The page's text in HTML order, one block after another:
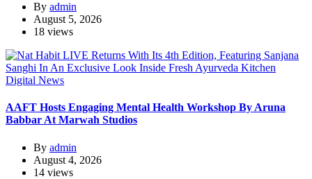
By admin
August 5, 2026
18 views
Digital News
AAFT Hosts Engaging Mental Health Workshop By Aruna
Babbar At Marwah Studios
By admin
August 4, 2026
14 views